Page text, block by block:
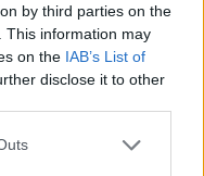
by third parties on the
This information may
on the IAB’s List of
disclose it to other
y Mundiales